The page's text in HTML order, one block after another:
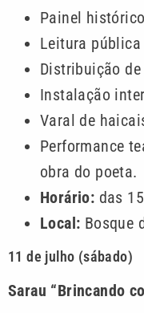
Painel
Leitura pública
Distribuição
Instalação
Varal de
Performance
obra do poeta.
Horário: das
Local: Bosque
11 de julho (sábado)
Sarau “Brincando